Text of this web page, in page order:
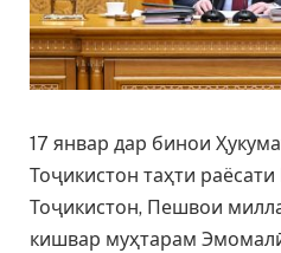
17 январ дар бинои
Тоҷикистон таҳти
Тоҷикистон, Пешвои
кишвар муҳтарам